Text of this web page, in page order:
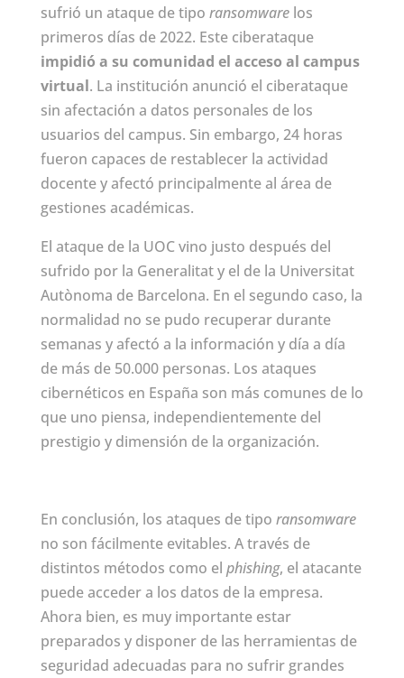
sufrió un ataque de tipo ransomwarelos
primeros días de 2022. Este ciberataque
impidió a su comunidad el acceso al campus
virtual. La institución anunció el ciberataque
sin afectación a datos personales de los
usuarios del campus. Sin embargo, 24 horas
fueron capaces de restablecer la actividad
docente y afectó principalmente al área de
gestiones académicas.
El ataque de la UOC vino justo después del
sufrido por la Generalitat y el de la Universitat
Autònoma de Barcelona. En el segundo caso, la
normalidad no se pudo recuperar durante
semanas y afectó a la información y día a día
de más de 50.000 personas. Los ataques
cibernéticos en España son más comunes de lo
que uno piensa, independientemente del
prestigio y dimensión de la organización.
En conclusión, los ataques de tipo ransomware
no son fácilmente evitables. A través de
distintos métodos como el phishing, el atacante
puede acceder a los datos de la empresa.
Ahora bien, es muy importante estar
preparados y disponer de las herramientas de
seguridad adecuadas para no sufrir grandes